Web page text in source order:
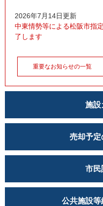
2026年7月14日更新
中東情勢等による松阪市指
了します
重要なお知らせの一覧
施設
売却予定
市民
公共施設